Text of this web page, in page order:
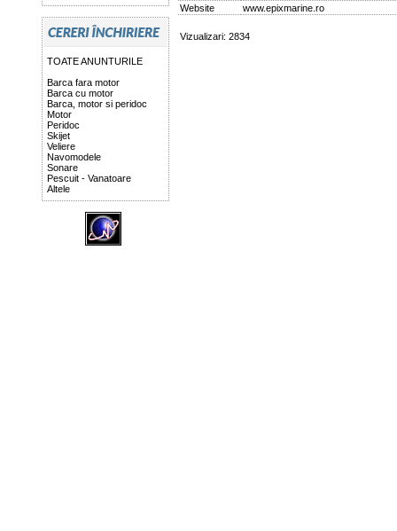
TOATE ANUNTURILE
Barca fara motor
Barca cu motor
Barca, motor si peridoc
Motor
Peridoc
Skijet
Veliere
Navomodele
Sonare
Pescuit - Vanatoare
Altele
Website
www.epixmarine.ro
Vizualizari: 2834